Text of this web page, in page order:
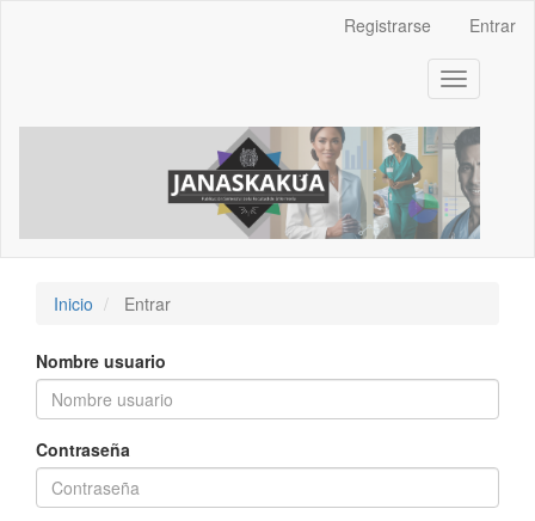
lateral
Registrarse Entrar
Toggle
navigation
Inicio Entrar
Nombre usuario
Contraseña